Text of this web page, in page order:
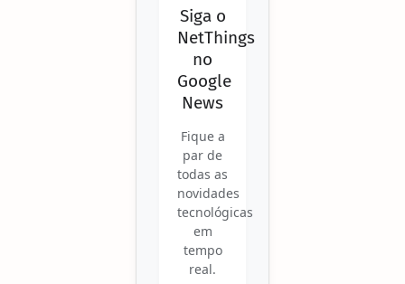
Siga o
NetThings
no
Google
News
Fique a
par de
todas as
novidades
tecnológicas
em
tempo
real.